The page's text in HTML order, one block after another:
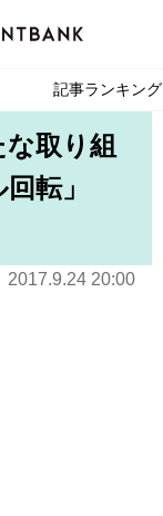
記事ランキング
取り組
転」
2017.9.24 20:00